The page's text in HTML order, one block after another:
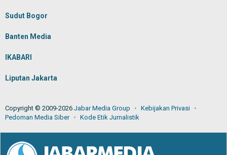
Sudut Bogor
Banten Media
IKABARI
Liputan Jakarta
Copyright © 2009-2026 Jabar Media Group
Kebijakan Privasi
Pedoman Media Siber
Kode Etik Jurnalistik